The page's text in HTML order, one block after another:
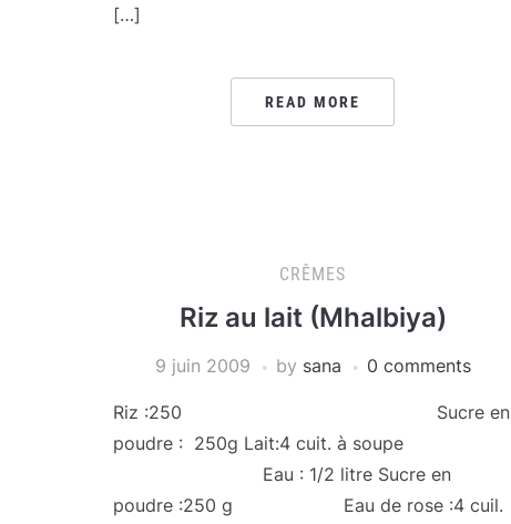
[…]
READ MORE
CRÊMES
Riz au lait (Mhalbiya)
9 juin 2009 by sana 0 comments
Riz :250 Sucre en
poudre : 250g Lait:4 cuit. à soupe
Eau : 1/2 litre Sucre en
poudre :250 g Eau de rose :4 cuil.